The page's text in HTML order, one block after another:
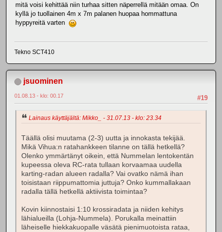
mitä voisi kehittää niin turhaa sitten näperrellä mitään omaa. On
kyllä jo tuollainen 4m x 7m palanen huopaa hommattuna
hyppyreitä varten
Tekno SCT410
jsuominen
#19
01.08.13 - klo: 00.17
Lainaus käyttäjältä: Mikko_ - 31.07.13 - klo: 23.34
Täällä olisi muutama (2-3) uutta ja innokasta tekijää.
Mikä Vihua:n ratahankkeen tilanne on tällä hetkellä?
Olenko ymmärtänyt oikein, että Nummelan lentokentän
kupeessa oleva RC-rata tullaan korvaamaa uudella
karting-radan alueen radalla? Vai ovatko nämä ihan
toisistaan riippumattomia juttuja? Onko kummallakaan
radalla tällä hetkellä aktiivista toimintaa?
Kovin kiinnostaisi 1:10 krossiradata ja niiden kehitys
lähialueilla (Lohja-Nummela). Porukalla meinattiin
läheiselle hiekkakuopalle väsätä pienimuotoista rataa,